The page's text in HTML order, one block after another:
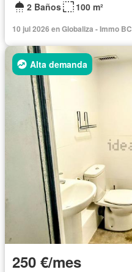
2 Baños
100 m²
10 jul 2026 en Globaliza - Immo BC
Alta demanda
250 €/mes